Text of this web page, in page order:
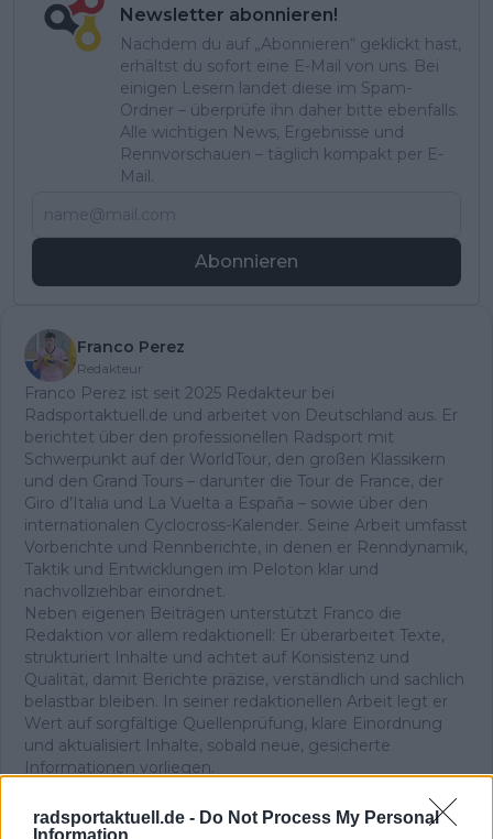
radsportaktuell.de - Do Not Process My Personal
Information
Newsletter abonnieren!
Nachdem du auf „Abonnieren“ geklickt hast,
erhältst du sofort eine E-Mail von uns. Bei
einigen Lesern landet diese im Spam-
Ordner – überprüfe ihn daher bitte ebenfalls.
Alle wichtigen News, Ergebnisse und
Rennvorschauen – täglich kompakt per E-
Mail.
Abonnieren
Franco Perez
Redakteur
Franco Perez ist seit 2025 Redakteur bei
Radsportaktuell.de und arbeitet von Deutschland aus. Er
berichtet über den professionellen Radsport mit
Schwerpunkt auf der WorldTour, den großen Klassikern
und den Grand Tours – darunter die Tour de France, der
Giro d’Italia und La Vuelta a España – sowie über den
internationalen Cyclocross-Kalender. Seine Arbeit umfasst
Vorberichte und Rennberichte, in denen er Renndynamik,
Taktik und Entwicklungen im Peloton klar und
nachvollziehbar einordnet.
Neben eigenen Beiträgen unterstützt Franco die
Redaktion vor allem redaktionell: Er überarbeitet Texte,
strukturiert Inhalte und achtet auf Konsistenz und
Qualität, damit Berichte präzise, verständlich und sachlich
belastbar bleiben. In seiner redaktionellen Arbeit legt er
Wert auf sorgfältige Quellenprüfung, klare Einordnung
und aktualisiert Inhalte, sobald neue, gesicherte
Informationen vorliegen.
Beiträge des Autors ansehen